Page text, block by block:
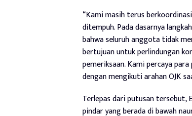
“Kami masih terus
ditempuh. Pada dasarnya
bahwa seluruh anggota tidak
bertujuan untuk perlindungan
pemeriksaan. Kami percaya
dengan mengikuti arahan OJK
Terlepas dari putusan tersebut,
pindar yang berada di bawah